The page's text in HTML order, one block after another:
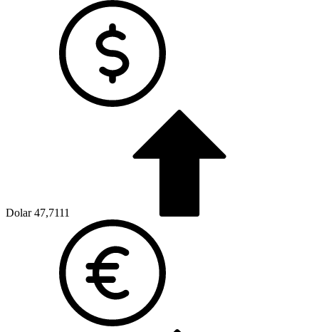
Dolar 47,7111